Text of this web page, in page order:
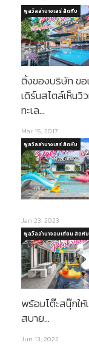
ติ้งของบริษัท ข
เดิร์นสไตล์เห็นวิ
ทะเล…
พูลวิลล่าบางเสร่ สัตหีบ
Mar 15, 2017
พูลวิลล่าบางเสร่ สัตหีบ
Jan 23, 2023
พร้อมโต๊ะสนุ๊กใ
สบาย…
พูลวิลล่านาจอมเทียน สัตหีบ
Jun 13, 2022